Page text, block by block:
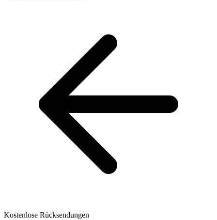
Kostenlose Rücksendungen